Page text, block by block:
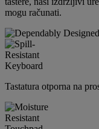
mogu računati.
Tastatura otporna na